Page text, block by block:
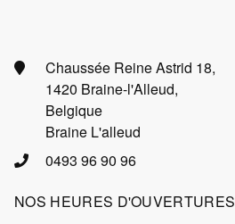
Chaussée Reine Astrid 18,
1420 Braine-l'Alleud,
Belgique
Braine L'alleud
0493 96 90 96
NOS HEURES D'OUVERTURES